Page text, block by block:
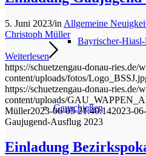
Bayrischer-
Gauschießen
5. Juni 2023/in Allgemeine
Christoph Müller
Weiterlesen
https://schuetzengau-donau-ries.de/
content/uploads/fotos/
https://schuetzengau-donau-ries.de/
content/uploads/
Müller2023-06-05 21:40:142023-
Gaujugend-Ausflug 2023
Einladung